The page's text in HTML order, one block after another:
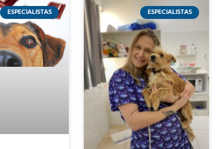
ESPECIALISTAS ESPECIALISTAS